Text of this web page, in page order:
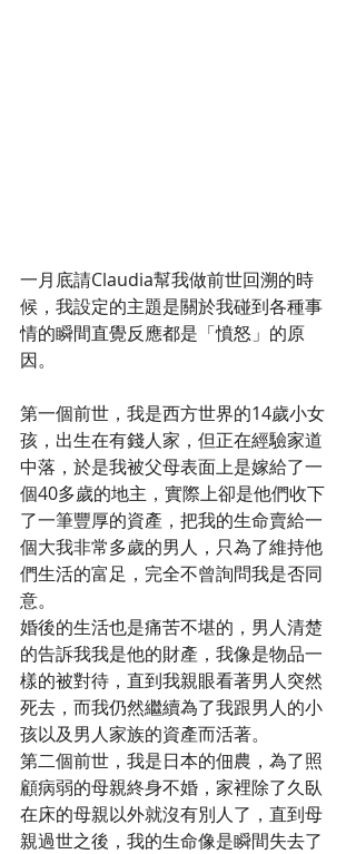
一月底請Claudia幫我做前世回溯的時
候，我設定的主題是關於我碰到各種事
情的瞬間直覺反應都是「憤怒」的原
因。
第一個前世，我是西方世界的14歲小女
孩，出生在有錢人家，但正在經驗家道
中落，於是我被父母表面上是嫁給了一
個40多歲的地主，實際上卻是他們收下
了一筆豐厚的資產，把我的生命賣給一
個大我非常多歲的男人，只為了維持他
們生活的富足，完全不曾詢問我是否同
意。
婚後的生活也是痛苦不堪的，男人清楚
的告訴我我是他的財產，我像是物品一
樣的被對待，直到我親眼看著男人突然
死去，而我仍然繼續為了我跟男人的小
孩以及男人家族的資產而活著。
第二個前世，我是日本的佃農，為了照
顧病弱的母親終身不婚，家裡除了久臥
在床的母親以外就沒有別人了，直到母
親過世之後，我的生命像是瞬間失去了